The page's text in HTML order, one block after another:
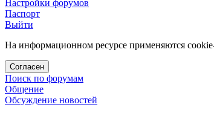
Настройки форумов
Паспорт
Выйти
На информационном ресурсе применяются
Согласен
Поиск по форумам
Общение
Обсуждение новостей